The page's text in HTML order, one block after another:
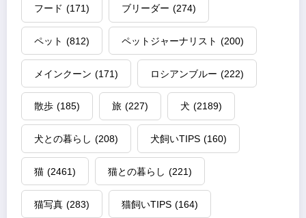
フード (171) ブリーダー (274)
ペット (812) ペットジャーナリスト (200)
メインクーン (171) ロシアンブルー (222)
散歩 (185) 旅 (227) 犬 (2189)
犬との暮らし (208) 犬飼いTIPS (160)
猫 (2461) 猫との暮らし (221)
猫写真 (283) 猫飼いTIPS (164)